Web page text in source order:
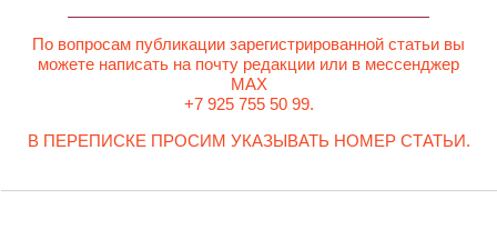
По вопросам публикации зарегистрированной статьи вы
можете написать на почту редакции или в мессенджер
MAX
+7 925 755 50 99.
В ПЕРЕПИСКЕ ПРОСИМ УКАЗЫВАТЬ НОМЕР СТАТЬИ.